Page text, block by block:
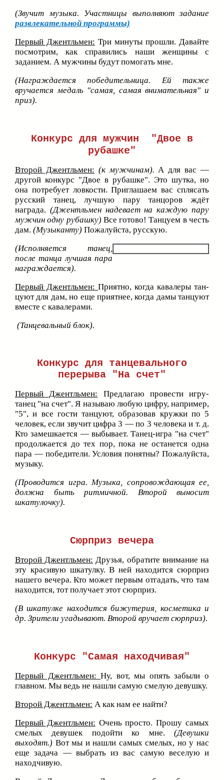
(Звучит музыка. Участницы выполняют задание
развлекательной программы)
Первый Джентльмен: Три минуты прошли. Давайте
посмотрим, как справились наши женщины с
заданием. А мужчины будут помогать мне.
(Награждается победительница. Ей также
вручается медаль "самая, самая внимательная" и
приз).
Конкурс для мужчин "Двое в
рубашке"
Второй Джентльмен: (к мужчинам). А для вас —
другой конкурс "Двое в рубашке". Это шутка, но
она потребует ловкости. Приглашаем вас сплясать
русский танец, лучшую пару танцоров ждёт
награда. (Джентльмен надевает на каждую пару
мужчин одну рубашку)Все готово! Танцуем в честь
дам. (Музыканту) Пожалуйста, русскую.
(Исполняется танец,
после танца лучшая пара
награждается).
Первый Джентльмен: Приятно, когда кавалеры тан­
цуют для дам, но еще приятнее, когда дамы танцуют
вместе с кавалерами.
(Танцевальный блок).
Конкурс для танцевального
перерыва "На счет"
Первый Джентльмен: Предлагаю провести игру-
танец "на счет". Я называю любую цифру, например,
"5", и все гости танцуют, образовав кружки по 5
человек, если звучит цифра 3 — по 3 человека и т. д.
Кто замешкается — выбывает. Танец-игра "на счет"
продолжается до тех пор, пока не останется одна
пара — победители. Условия понятны? Пожалуйста,
музыку.
(Проводится игра. Музыка, сопровождающая ее,
должна быть ритмичной. Второй выносит
шкатулочку).
Сюрприз вечера
Второй Джентльмен: Друзья, обратите внимание на
эту красивую шкатулку. В ней находится сюрприз
нашего вечера. Кто может первым отгадать, что там
находится, тот получает этот сюрприз.
(В шкатулке находится бижутерия, косметика и
др. Зрители угадывают. Второй вручает сюрприз).
Конкурс "Самая находчивая"
Первый Джентльмен:Ну, вот, мы опять забыли о
главном. Мы ведь не нашли самую смелую девушку.
Второй Джентльмен: А как нам ее найти?
Первый Джентльмен: Очень просто. Прошу самых
смелых девушек подойти ко мне. (Девушки
выходят.) Вот мы и нашли самых смелых, но у нас
еще задача — выбрать из вас самую веселую и
находчивую.